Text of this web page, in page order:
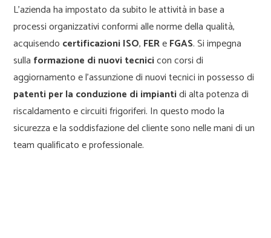
L’azienda ha impostato da subito le attività in base a
processi organizzativi conformi alle norme della qualità,
acquisendo certificazioni ISO, FEReFGAS. Si impegna
sulla formazione di nuovi tecnicicon corsi di
aggiornamento e l’assunzione di nuovi tecnici in possesso di
patenti per la conduzione di impiantidi alta potenza di
riscaldamento e circuiti frigoriferi. In questo modo la
sicurezza e la soddisfazione del cliente sono nelle mani di un
team qualificato e professionale.